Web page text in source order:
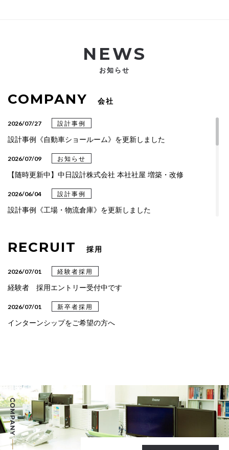
NEWS
お知らせ
COMPANY 会社
2026/07/27 設計事例
設計事例《自動車ショールーム》を更新しました
2026/07/09 お知らせ
【随時更新中】中日設計株式会社 本社社屋 増築・改修
2026/06/04 設計事例
設計事例《工場・物流倉庫》を更新しました
設計事例《総合・専門クリニック》を更新しました
設計事例《集合住宅》を更新しました
2025/02/13 設計事例
設計事例《福祉施設》を更新しました
2025/02/04
RECRUIT 採用
2026/07/01 経験者採用
経験者 採用エントリー受付中です
2026/07/01 新卒者採用
インターンシップをご希望の方へ